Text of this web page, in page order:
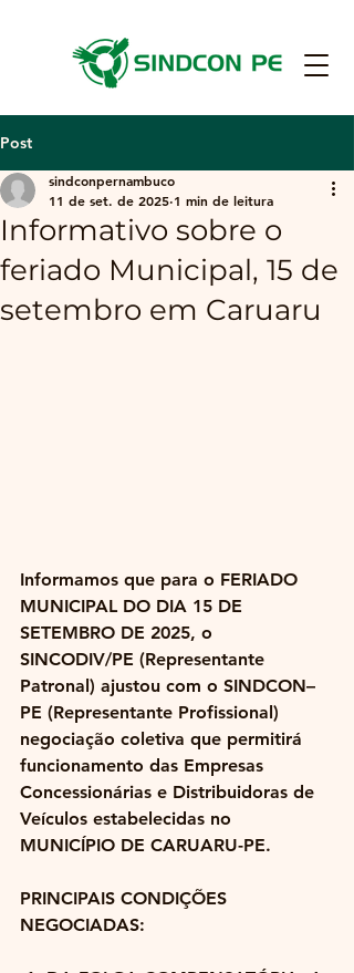
Post
Informativo sobre o
feriado Municipal, 15 de
setembro em Caruaru
sindconpernambuco
11 de set. de 2025 1 min de leitura
Informamos que para o FERIADO
MUNICIPAL DO DIA 15 DE
SETEMBRO DE 2025, o
SINCODIV/PE (Representante
Patronal) ajustou com o SINDCON–
PE (Representante Profissional)
negociação coletiva que permitirá
funcionamento das Empresas
Concessionárias e Distribuidoras de
Veículos estabelecidas no
MUNICÍPIO DE CARUARU-PE.
PRINCIPAIS CONDIÇÕES
NEGOCIADAS: